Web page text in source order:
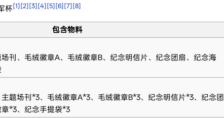
杯[1] [2] [3] [4] [5] [6] [7] [8]
包含物料
刊、毛绒徽章A、毛绒徽章B、纪念明信片、纪念团扇、纪念海
题场刊*3、毛绒徽章A*3、毛绒徽章B*3、纪念明信片*3、纪念团
*3、纪念手提袋*3